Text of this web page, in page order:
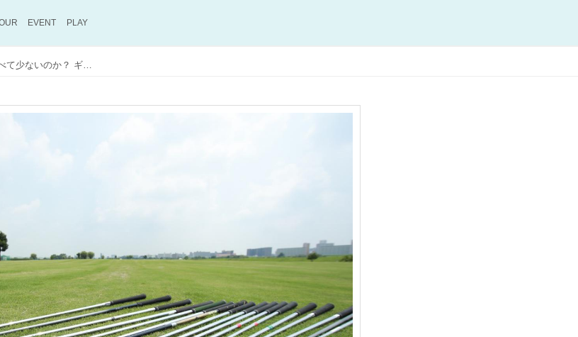
EVENT PLAY
なぜドライバーの選択肢はアイアンに比べて少ないのか？ ギアライターが考えた